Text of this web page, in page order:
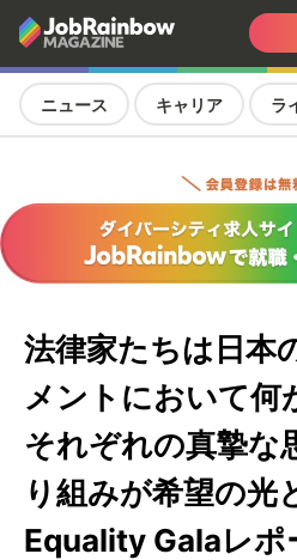
ニュース キャリア ラ
法律家たちは日本
メントにおいて何
それぞれの真摯な
り組みが希望の光
Equality Galaレポ